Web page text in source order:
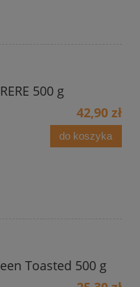
500 g
42,90 zł
do koszyka
Toasted 500 g